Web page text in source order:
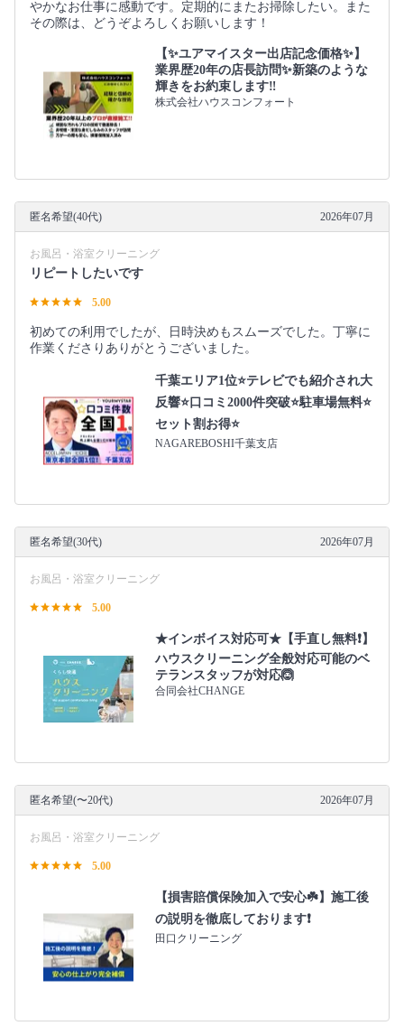
やかなお仕事に感動です。定期的にまたお掃除したい。また
その際は、どうぞよろしくお願いします！
【✨ユアマイスター出店記念価格✨】
業界歴20年の店長訪問✨新築のような
輝きをお約束します‼️
株式会社ハウスコンフォート
匿名希望(40代) 2026年07月
お風呂・浴室クリーニング
リピートしたいです
5.00
初めての利用でしたが、日時決めもスムーズでした。丁寧に
作業くださりありがとうございました。
千葉エリア1位⭐テレビでも紹介され大
反響⭐️口コミ2000件突破⭐️駐車場無料⭐
セット割お得⭐
NAGAREBOSHI千葉支店
匿名希望(30代) 2026年07月
お風呂・浴室クリーニング
5.00
★インボイス対応可★【手直し無料❗️】
ハウスクリーニング全般対応可能のベ
テランスタッフが対応🙆
合同会社CHANGE
匿名希望(〜20代) 2026年07月
お風呂・浴室クリーニング
5.00
【損害賠償保険加入で安心☘️】施工後
の説明を徹底しております❗️
田口クリーニング